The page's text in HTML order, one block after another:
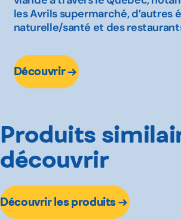
les Avrils supermarché, d’autres
naturelle/santé et des
Découvrir
Produits
découvrir
Découvrir les produits